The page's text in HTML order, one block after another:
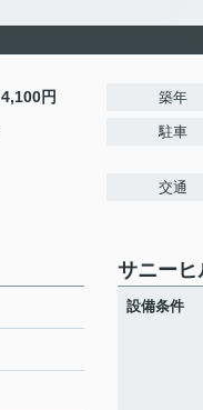
4,100円 築年
駐車
交通
サニーヒ
設備条件